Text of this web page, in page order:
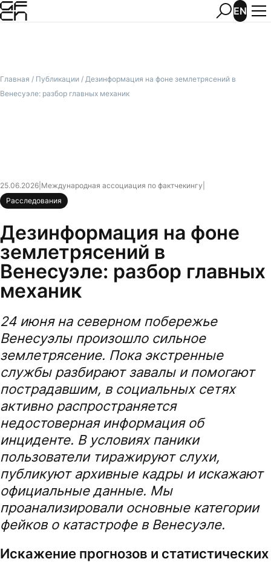
EN
Главная / Публикации / Дезинформация на фоне землетрясений в
Венесуэле: разбор главных механик
25.06.2026 Международная ассоциация по фактчекингу
Расследования
Дезинформация на фоне
землетрясений в
Венесуэле: разбор главных
механик
24 июня на северном побережье
Венесуэлы произошло сильное
землетрясение. Пока экстренные
службы разбирают завалы и помогают
пострадавшим, в социальных сетях
активно распространяется
недостоверная информация об
инциденте. В условиях паники
пользователи тиражируют слухи,
публикуют архивные кадры и искажают
официальные данные. Мы
проанализировали основные категории
фейков о катастрофе в Венесуэле.
Искажение прогнозов и статистических